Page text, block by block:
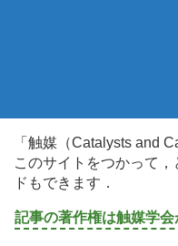
「触媒（Catalysts and
このサイトをつかって
ドもできます．
記事の著作権は触媒学会